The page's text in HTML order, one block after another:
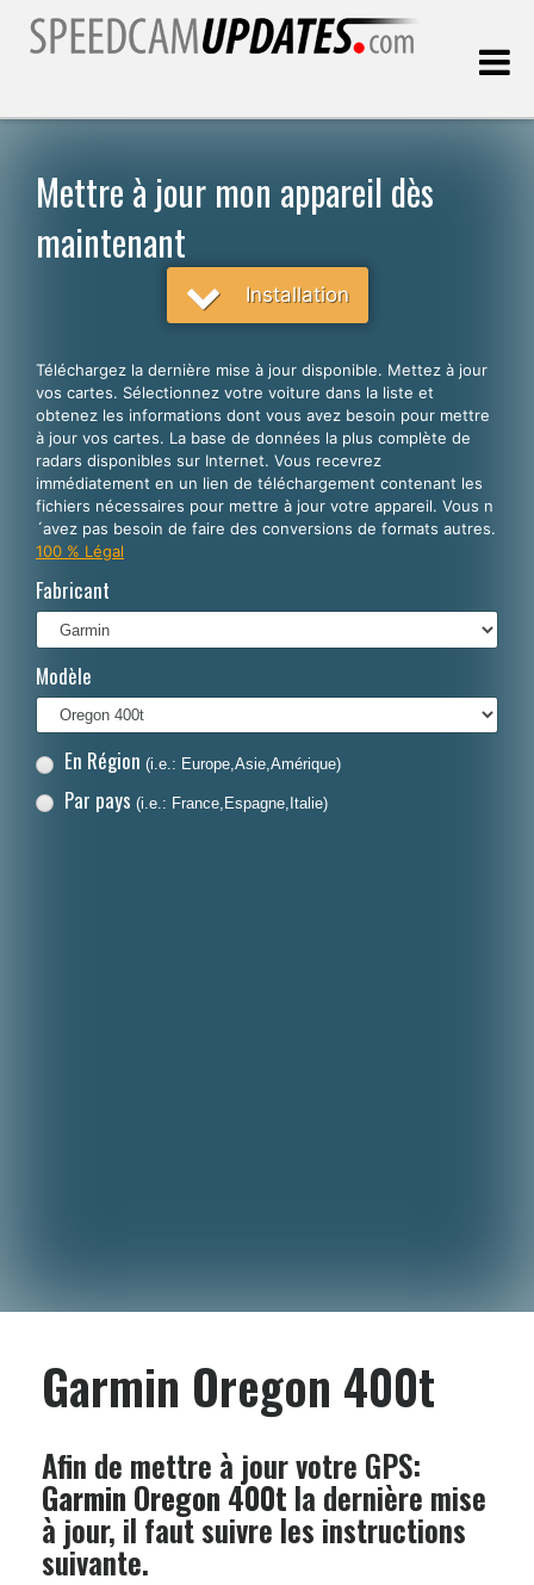
CHOISISSEZ VOTRE LANGUE
English
Español
Português
Deutsch
Italiano
Polski
Nederlands
Dansk
Mettre à jour mon appareil dès
maintenant
Installation
Téléchargez la dernière mise à jour disponible. Mettez à jour
vos cartes. Sélectionnez votre voiture dans la liste et
obtenez les informations dont vous avez besoin pour mettre
à jour vos cartes. La base de données la plus complète de
radars disponibles sur Internet. Vous recevrez
immédiatement en un lien de téléchargement contenant les
fichiers nécessaires pour mettre à jour votre appareil. Vous n
´avez pas besoin de faire des conversions de formats autres.
100 % Légal
Fabricant
Modèle
En Région (i.e.: Europe,Asie,Amérique)
Par pays (i.e.: France,Espagne,Italie)
Garmin Oregon 400t
Afin de mettre à jour votre GPS:
Garmin Oregon 400t la dernière mise
à jour, il faut suivre les instructions
suivante.